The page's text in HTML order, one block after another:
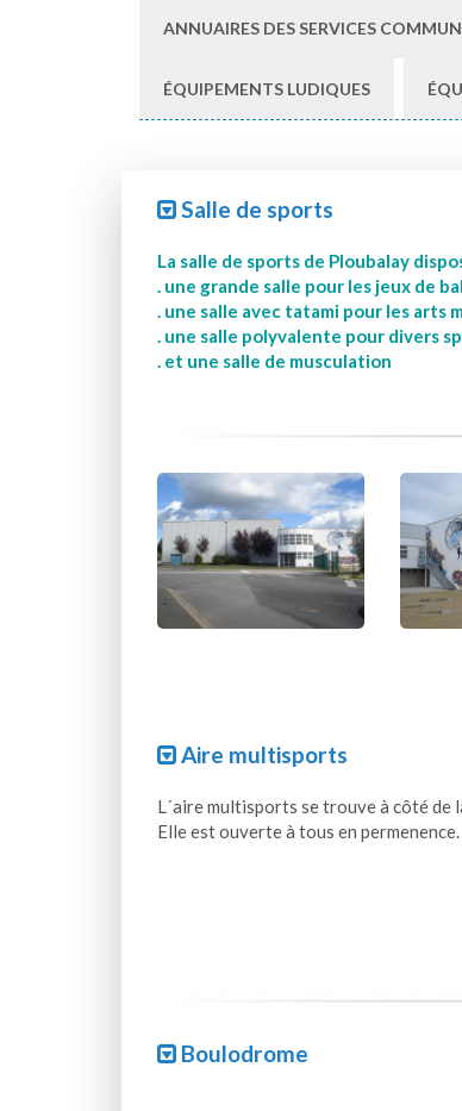
ANNUAIRES DES SERVICES
ÉQUIPEMENTS LUDIQUES
Salle de sports
La salle de sports de Ploubalay
. une grande salle pour les jeux de
. une salle avec tatami pour les arts
. une salle polyvalente pour divers
. et une salle de musculation
Aire multisports
L´aire multisports se trouve à côté de
Elle est ouverte à tous en permenence.
Boulodrome